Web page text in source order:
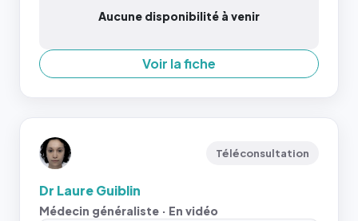
Aucune disponibilité à venir
Voir la fiche
Téléconsultation
Dr Laure Guiblin
Médecin généraliste · En vidéo